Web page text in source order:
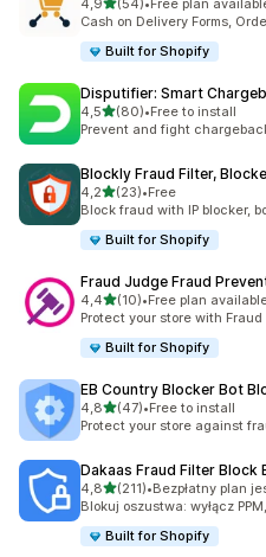
4,9 (54)
Łączna liczba recenzji: 54
•Free plan
Cash on Delivery Forms,
Built for Shopify
Disputifier: Smart
4,5na 5 gwiazdek
(80)
Łączna liczba recenzji: 80
•Free to install
Prevent and fight
Blockly Fraud Filter,
4,2na 5 gwiazdek
(23)
Łączna liczba recenzji: 23
•Free
Block fraud with IP blocker,
Built for Shopify
Fraud Judge Fraud
4,4na 5 gwiazdek
(10)
Łączna liczba recenzji: 10
•Free plan
Protect your store with
Built for Shopify
EB Country Blocker Bot
4,8na 5 gwiazdek
(47)
Łączna liczba recenzji: 47
•Free to install
Protect your store against
Dakaas Fraud Filter Block
4,8na 5 gwiazdek
(211)
Łączna liczba recenzji: 211
•Bezpłatny plan
Blokuj oszustwa: wyłącz
Built for Shopify